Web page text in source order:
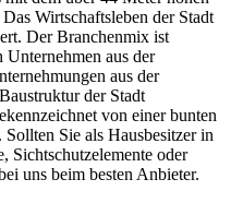
Wirtschaftsleben der Stadt
Der Branchenmix ist
aus der
aus der
der Stadt
von einer bunten
Sie als Hausbesitzer in
Sichtschutzelemente oder
uns beim besten Anbieter.